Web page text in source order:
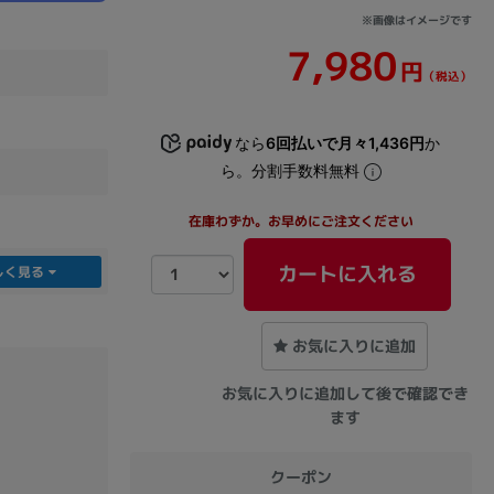
※画像はイメージです
7,980円 （税込）
なら6回払いで月々1,436円か
ら。分割手数料無料
在庫わずか。お早めにご注文ください
カートに入れる
お気に入りに追加
お気に入りに追加して後で確認でき
ます
クーポン
く見る
ROM